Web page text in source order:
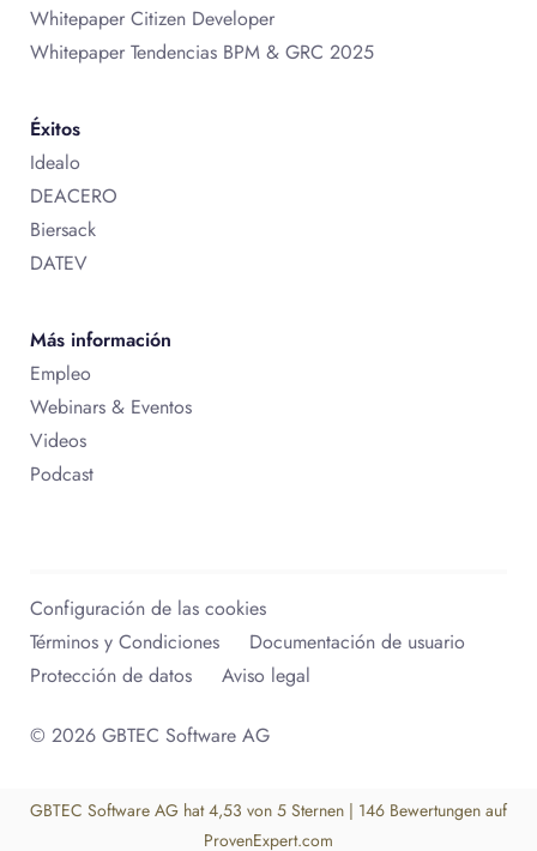
Whitepaper Citizen Developer
Whitepaper Tendencias BPM & GRC 2025
Éxitos
Idealo
DEACERO
Biersack
DATEV
Más información
Empleo
Webinars & Eventos
Videos
Podcast
© 2026 GBTEC Software AG
Configuración de las cookies
Términos y Condiciones
Documentación de usuario
Protección de datos
Aviso legal
GBTEC Software AG hat 4,53 von 5 Sternen | 146 Bewertungen auf
ProvenExpert.com